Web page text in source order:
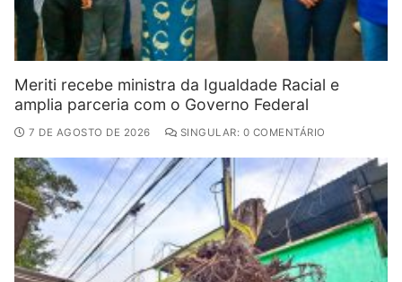
Meriti recebe ministra da Igualdade Racial e
amplia parceria com o Governo Federal
7 DE AGOSTO DE 2026 SINGULAR: 0 COMENTÁRIO